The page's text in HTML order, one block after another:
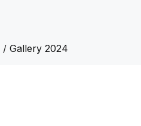
/ Gallery 2024